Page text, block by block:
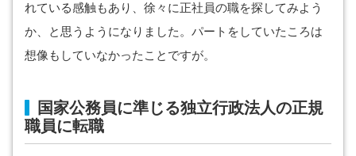
れている感触もあり、徐々に正社員の職を探してみよう
か、と思うようになりました。パートをしていたころは
想像もしていなかったことですが。
国家公務員に準じる独立行政法人の正規
職員に転職